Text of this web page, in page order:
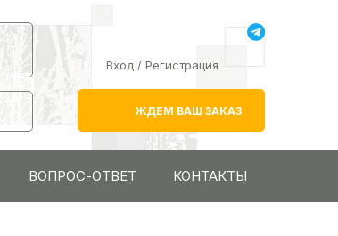
Вход / Регистрация
ЖДЕМ ВАШ ЗАКАЗ
ВОПРОС-ОТВЕТ КОНТАКТЫ